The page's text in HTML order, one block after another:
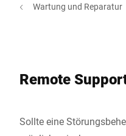
Wartung und Reparatur
Remote
Sollte eine